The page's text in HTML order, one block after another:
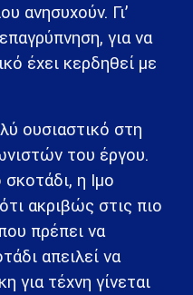
ανησυχούν. Γι’
για να
έχει κερδηθεί με
ουσιαστικό στη
του έργου.
η Ιμο
ακριβώς στις πιο
πρέπει να
απειλεί να
για τέχνη γίνεται